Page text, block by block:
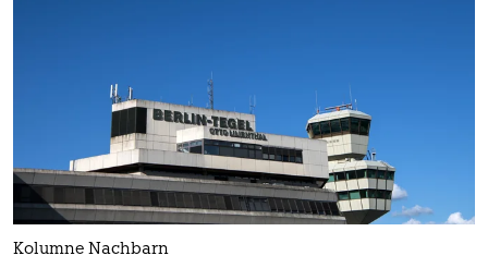
Kolumne Nachbarn